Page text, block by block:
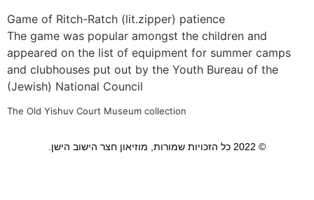
Game of Ritch-Ratch (lit.zipper) patience
The game was popular amongst the children and
appeared on the list of equipment for summer camps
and clubhouses put out by the Youth Bureau of the
(Jewish) National Council
The Old Yishuv Court Museum collection
© 2022 כל הזכויות שמורות, מוזיאון חצר הישוב הישן.